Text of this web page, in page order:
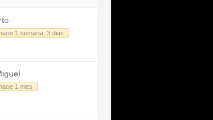
1 semana, 3 dias
1 mes